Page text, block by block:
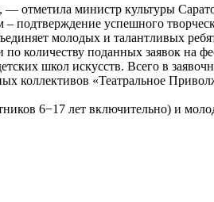
отметила министр культуры
успешного
молодых и талантливых
количеству поданных заявок на
школ искусств. Всего в
коллективов «Театральное
6−17 лет включительно) и